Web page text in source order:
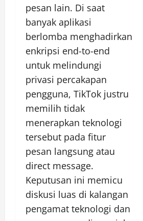
pesan lain. Di saat
banyak aplikasi
berlomba menghadirkan
enkripsi end-to-end
untuk melindungi
privasi percakapan
pengguna, TikTok justru
memilih tidak
menerapkan teknologi
tersebut pada fitur
pesan langsung atau
direct message.
Keputusan ini memicu
diskusi luas di kalangan
pengamat teknologi dan